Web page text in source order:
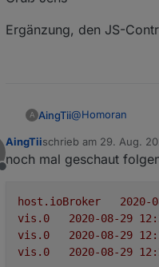
@Hartmut-
immer hier
Ergänzung, den JS-
A AingTii@Homoran
Guten Morgen,
ich habe
angezeigt,
Leider komme
Habe auch
Muss ich da
Danke
Offline
AingTiischrieb am 29. Aug.
zuletzt editiert von
noch mal geschaut
host.ioBroker
vis.0
vis.0
vis.0